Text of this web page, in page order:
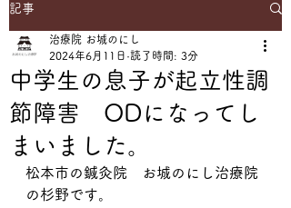
記事
中学生の息子が起立性調
節障害 ODになってし
まいました。
治療院 お城のにし
2024年6月11日 読了時間: 3分
松本市の鍼灸院　お城のにし治療院
の杉野です。